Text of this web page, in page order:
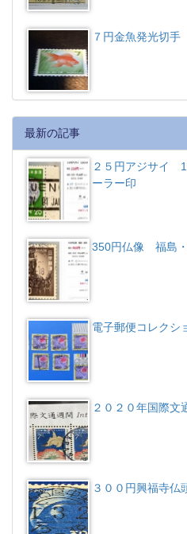
７円金魚発光切手
最新の記事
２５円アジサイ
ーラー印
350円仏像 福島
電子郵便コレクシ
２０２０年国際
３００円興福寺